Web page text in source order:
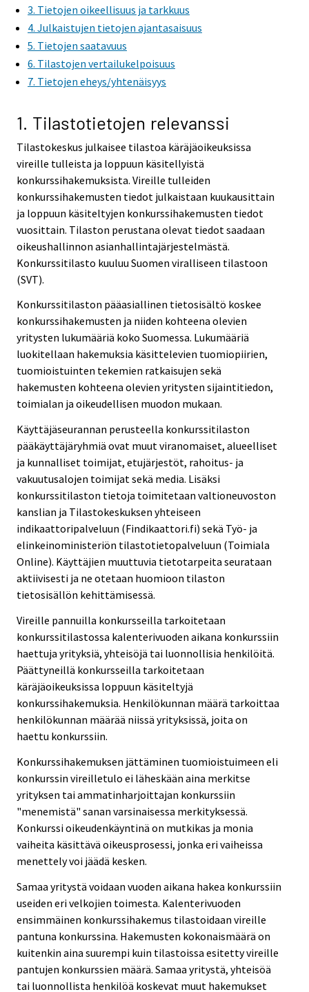
3. Tietojen oikeellisuus ja tarkkuus
4. Julkaistujen tietojen ajantasaisuus
5. Tietojen saatavuus
6. Tilastojen vertailukelpoisuus
7. Tietojen eheys/yhtenäisyys
1. Tilastotietojen relevanssi
Tilastokeskus julkaisee tilastoa käräjäoikeuksissa
vireille tulleista ja loppuun käsitellyistä
konkurssihakemuksista. Vireille tulleiden
konkurssihakemusten tiedot julkaistaan kuukausittain
ja loppuun käsiteltyjen konkurssihakemusten tiedot
vuosittain. Tilaston perustana olevat tiedot saadaan
oikeushallinnon asianhallintajärjestelmästä.
Konkurssitilasto kuuluu Suomen viralliseen tilastoon
(SVT).
Konkurssitilaston pääasiallinen tietosisältö koskee
konkurssihakemusten ja niiden kohteena olevien
yritysten lukumääriä koko Suomessa. Lukumääriä
luokitellaan hakemuksia käsittelevien tuomiopiirien,
tuomioistuinten tekemien ratkaisujen sekä
hakemusten kohteena olevien yritysten sijaintitiedon,
toimialan ja oikeudellisen muodon mukaan.
Käyttäjäseurannan perusteella konkurssitilaston
pääkäyttäjäryhmiä ovat muut viranomaiset, alueelliset
ja kunnalliset toimijat, etujärjestöt, rahoitus- ja
vakuutusalojen toimijat sekä media. Lisäksi
konkurssitilaston tietoja toimitetaan valtioneuvoston
kanslian ja Tilastokeskuksen yhteiseen
indikaattoripalveluun (Findikaattori.fi) sekä Työ- ja
elinkeinoministeriön tilastotietopalveluun (Toimiala
Online). Käyttäjien muuttuvia tietotarpeita seurataan
aktiivisesti ja ne otetaan huomioon tilaston
tietosisällön kehittämisessä.
Vireille pannuilla konkursseilla tarkoitetaan
konkurssitilastossa kalenterivuoden aikana konkurssiin
haettuja yrityksiä, yhteisöjä tai luonnollisia henkilöitä.
Päättyneillä konkursseilla tarkoitetaan
käräjäoikeuksissa loppuun käsiteltyjä
konkurssihakemuksia. Henkilökunnan määrä tarkoittaa
henkilökunnan määrää niissä yrityksissä, joita on
haettu konkurssiin.
Konkurssihakemuksen jättäminen tuomioistuimeen eli
konkurssin vireilletulo ei läheskään aina merkitse
yrityksen tai ammatinharjoittajan konkurssiin
"menemistä" sanan varsinaisessa merkityksessä.
Konkurssi oikeudenkäyntinä on mutkikas ja monia
vaiheita käsittävä oikeusprosessi, jonka eri vaiheissa
menettely voi jäädä kesken.
Samaa yritystä voidaan vuoden aikana hakea konkurssiin
useiden eri velkojien toimesta. Kalenterivuoden
ensimmäinen konkurssihakemus tilastoidaan vireille
pantuna konkurssina. Hakemusten kokonaismäärä on
kuitenkin aina suurempi kuin tilastoissa esitetty vireille
pantujen konkurssien määrä. Samaa yritystä, yhteisöä
tai luonnollista henkilöä koskevat muut hakemukset